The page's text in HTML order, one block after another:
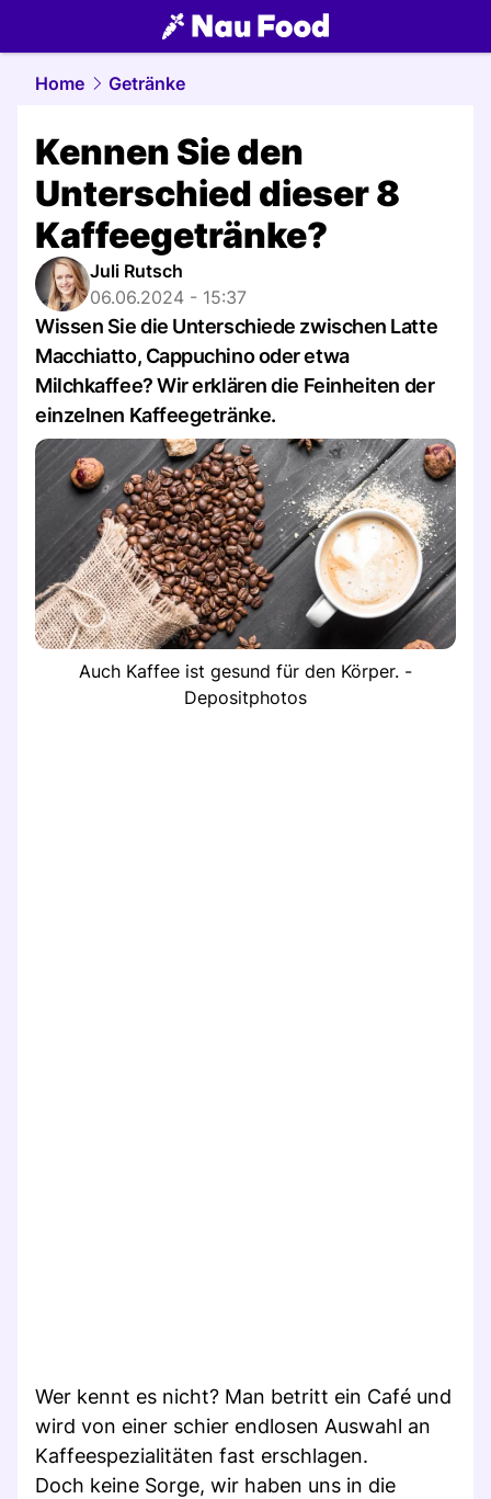
food.NAU.ch
Home Getränke
Kennen Sie den
Unterschied dieser 8
Kaffeegetränke?
Juli Rutsch
06.06.2024 - 15:37
Wissen Sie die Unterschiede zwischen Latte
Macchiatto, Cappuchino oder etwa
Milchkaffee? Wir erklären die Feinheiten der
einzelnen Kaffeegetränke.
Auch Kaffee ist gesund für den Körper. -
Depositphotos
Wer kennt es nicht? Man betritt ein Café und
wird von einer schier endlosen Auswahl an
Kaffeespezialitäten fast erschlagen.
Doch keine Sorge, wir haben uns in die